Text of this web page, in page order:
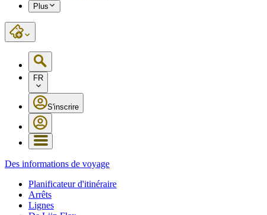
Plus
FR
S'inscrire
Des informations de voyage
Planificateur d'itinéraire
Arrêts
Lignes